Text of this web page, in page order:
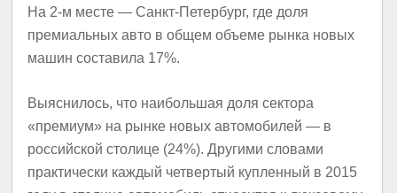
На 2-м месте — Санкт-Петербург, где доля
премиальных авто в общем объеме рынка новых
машин составила 17%.
Выяснилось, что наибольшая доля сектора
«премиум» на рынке новых автомобилей — в
российской столице (24%). Другими словами
практически каждый четвертый купленный в 2015